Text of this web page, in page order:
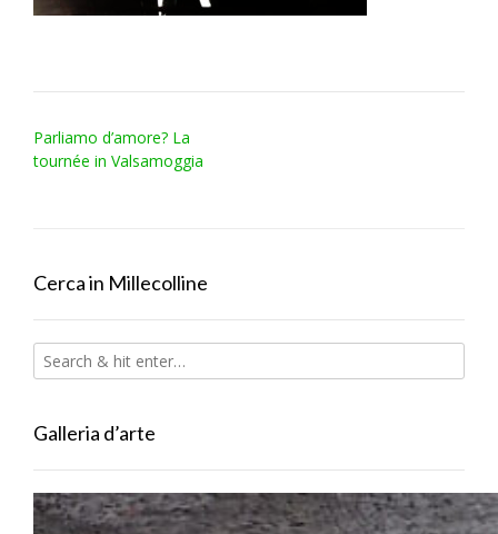
Post
navigation
Parliamo d’amore? La
tournée in Valsamoggia
Cerca in Millecolline
Galleria d’arte